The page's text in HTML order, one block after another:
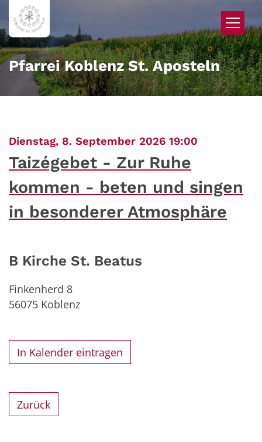
Zum Inhalt springen
Pfarrei Koblenz St. Aposteln
Dienstag, 8. September 2026 19:00
Taizégebet - Zur Ruhe
kommen - beten und singen
in besonderer Atmosphäre
B Kirche St. Beatus
Finkenherd 8
56075 Koblenz
In Kalender eintragen
Zurück